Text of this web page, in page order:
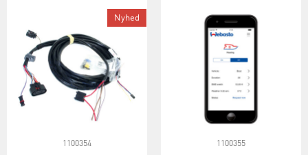
Nyhed
1100354 1100355